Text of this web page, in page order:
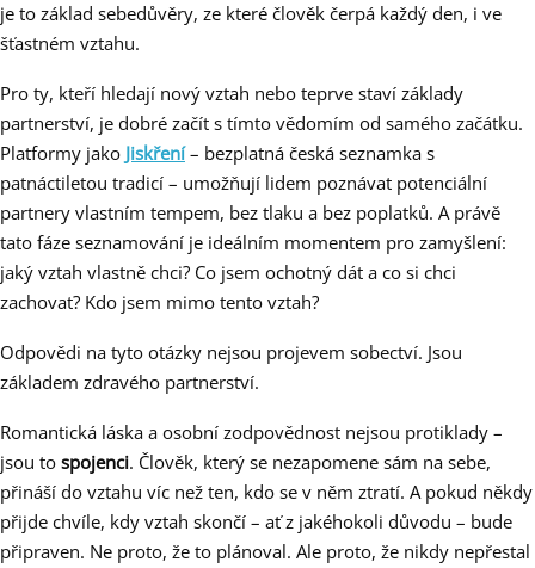
je to základ sebedůvěry, ze které člověk čerpá každý den, i ve
šťastném vztahu.
Pro ty, kteří hledají nový vztah nebo teprve staví základy
partnerství, je dobré začít s tímto vědomím od samého začátku.
Platformy jako Jiskření– bezplatná česká seznamka s
patnáctiletou tradicí – umožňují lidem poznávat potenciální
partnery vlastním tempem, bez tlaku a bez poplatků. A právě
tato fáze seznamování je ideálním momentem pro zamyšlení:
jaký vztah vlastně chci? Co jsem ochotný dát a co si chci
zachovat? Kdo jsem mimo tento vztah?
Odpovědi na tyto otázky nejsou projevem sobectví. Jsou
základem zdravého partnerství.
Romantická láska a osobní zodpovědnost nejsou protiklady –
jsou to spojenci. Člověk, který se nezapomene sám na sebe,
přináší do vztahu víc než ten, kdo se v něm ztratí. A pokud někdy
přijde chvíle, kdy vztah skončí – ať z jakéhokoli důvodu – bude
připraven. Ne proto, že to plánoval. Ale proto, že nikdy nepřestal